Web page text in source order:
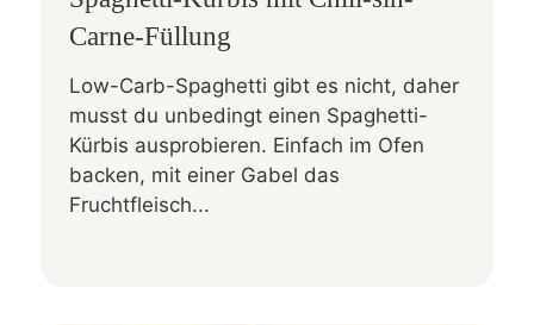
Carne-Füllung
Low-Carb-Spaghetti gibt es nicht, daher
musst du unbedingt einen Spaghetti-
Kürbis ausprobieren. Einfach im Ofen
backen, mit einer Gabel das
Fruchtfleisch...